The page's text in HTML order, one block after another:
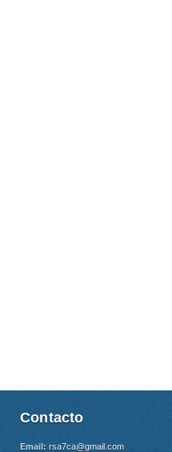
Contacto
Email: rsa7ca@gmail.com